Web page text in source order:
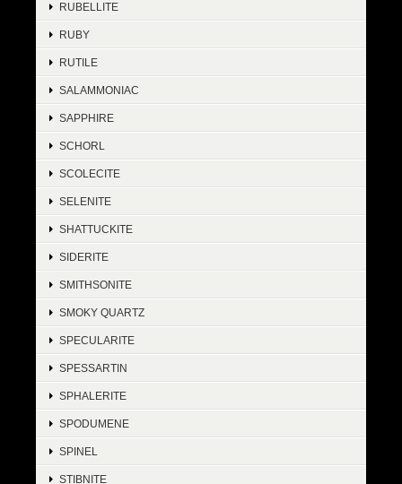
RUBELLITE
RUBY
RUTILE
SALAMMONIAC
SAPPHIRE
SCHORL
SCOLECITE
SELENITE
SHATTUCKITE
SIDERITE
SMITHSONITE
SMOKY QUARTZ
SPECULARITE
SPESSARTIN
SPHALERITE
SPODUMENE
SPINEL
STIBNITE